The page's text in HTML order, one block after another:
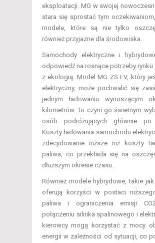
eksploatacji. MG w swojej
stara się sprostać tym
modele, które są nie tylko
również przyjazne dla środowiska.
Samochody elektryczne i
odpowiedź na rosnące potrzeby rynku
z ekologią. Model MG ZS EV, który
elektryczny, może pochwalić się
jednym ładowaniu wynoszącym
kilometrów. To czyni go świetnym
osób podróżujących głównie po
Koszty ładowania samochodu
zdecydowanie niższe niż koszty
paliwa, co przekłada się na
dłuższym okresie czasu.
Również modele hybrydowe, takie jak
oferują korzyści w postaci
paliwa i ograniczenia emisji
połączeniu silnika spalinowego i
kierowcy mogą korzystać z mocy
energii w zależności od sytuacji, co